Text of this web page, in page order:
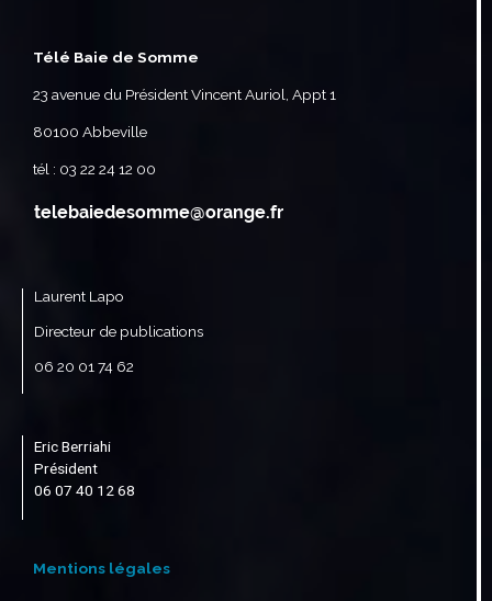
Télé Baie de Somme
23 avenue du Président Vincent Auriol, Appt 1
80100 Abbeville
tél : 03 22 24 12 00
Laurent Lapo
Directeur de publications
06 20 01 74 62
Eric Berriahi
Président
06 07 40 12 68
Mentions légales